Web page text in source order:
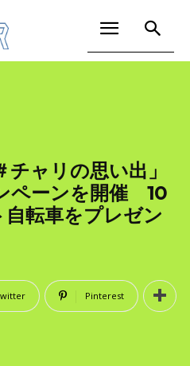
ャリの思い出」
ペーンを開催 10
転車をプレゼン
Pinterest